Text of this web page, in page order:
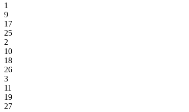
1
9
17
25
2
10
18
26
3
11
19
27